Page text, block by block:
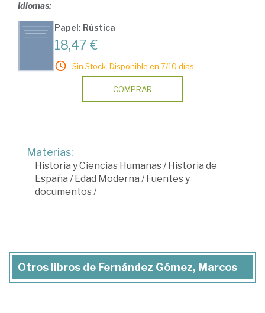
Idiomas:
Papel: Rústica
18,47 €
Sin Stock. Disponible en 7/10 días.
COMPRAR
Materias:
Historia y Ciencias Humanas/ Historia de
España / Edad Moderna / Fuentes y
documentos/
Otros libros de Fernández Gómez, Marcos